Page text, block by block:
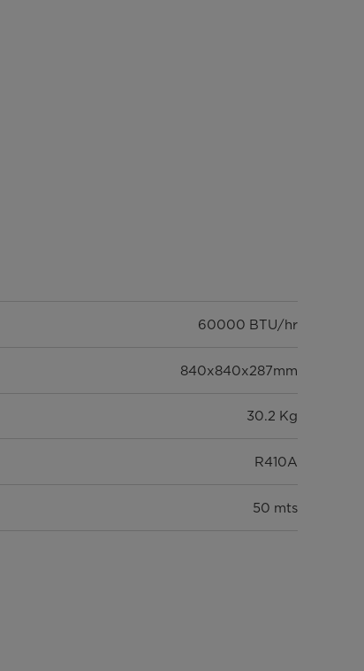
60000 BTU/hr
840x840x287mm
30.2 Kg
R410A
50 mts